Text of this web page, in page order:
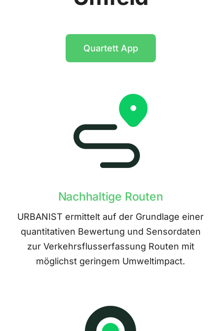
Quartett App
Nachhaltige Routen
URBANIST ermittelt auf der Grundlage einer
quantitativen Bewertung und Sensordaten
zur Verkehrsflusserfassung Routen mit
möglichst geringem Umweltimpact.